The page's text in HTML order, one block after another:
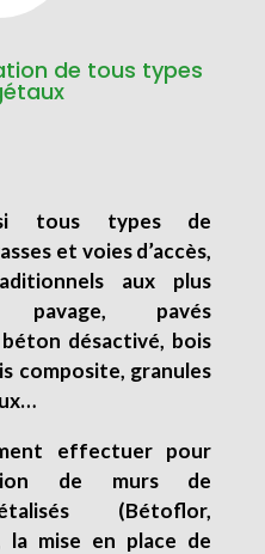
de tous types
tous types de
et voies d’accès,
aux plus
pavage, pavés
désactivé, bois
composite, granules
effectuer pour
de murs de
(Bétoflor,
la mise en place de